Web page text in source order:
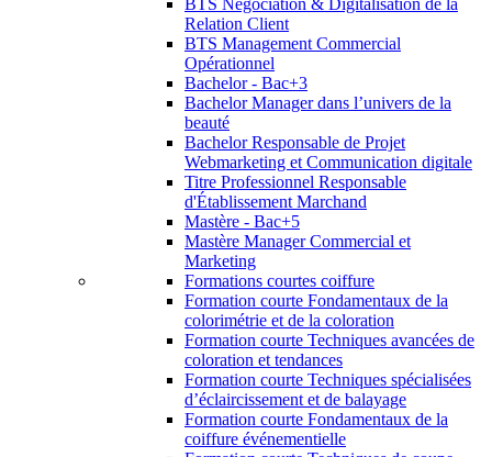
BTS Négociation & Digitalisation de la
Relation Client
BTS Management Commercial
Opérationnel
Bachelor - Bac+3
Bachelor Manager dans l’univers de la
beauté
Bachelor Responsable de Projet
Webmarketing et Communication digitale
Titre Professionnel Responsable
d'Établissement Marchand
Mastère - Bac+5
Mastère Manager Commercial et
Marketing
Formations courtes coiffure
Formation courte Fondamentaux de la
colorimétrie et de la coloration
Formation courte Techniques avancées de
coloration et tendances
Formation courte Techniques spécialisées
d’éclaircissement et de balayage
Formation courte Fondamentaux de la
coiffure événementielle